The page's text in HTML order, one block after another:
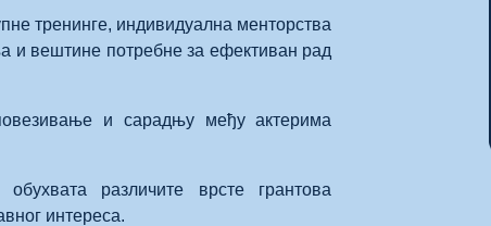
тренинге, индивидуална менторства
и вештине потребне за ефективан рад
и сарадњу међу актерима
различите врсте грантова
интереса.